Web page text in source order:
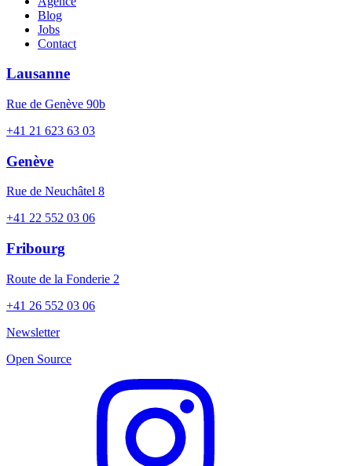
Blog
Jobs
Contact
Lausanne
Rue de Genève 90b
+41 21 623 63 03
Genève
Rue de Neuchâtel 8
+41 22 552 03 06
Fribourg
Route de la Fonderie 2
+41 26 552 03 06
Newsletter
Open Source